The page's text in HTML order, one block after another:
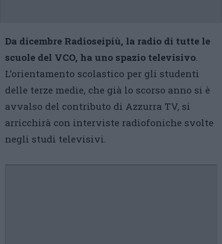
Da dicembre Radioseipiù, la radio di tutte le
scuole del VCO, ha uno spazio televisivo.
L’orientamento scolastico per gli studenti
delle terze medie, che già lo scorso anno si è
avvalso del contributo di Azzurra TV, si
arricchirà con interviste radiofoniche svolte
negli studi televisivi.